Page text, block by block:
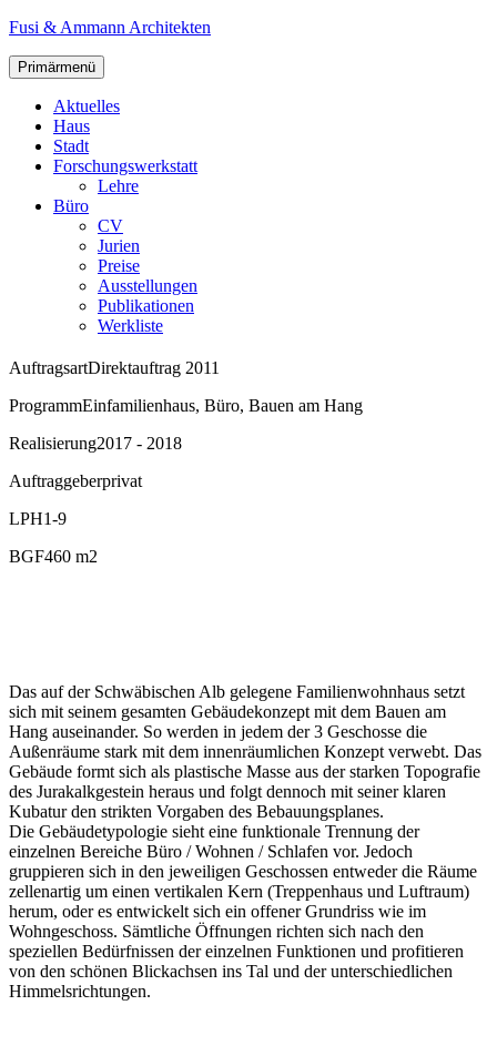
Zum
springen
Fusi & Ammann Architekten
Primärmenü
Aktuelles
Haus
Stadt
Forschungswerkstatt
Lehre
Büro
CV
Jurien
Preise
Ausstellungen
Publikationen
Werkliste
AuftragsartDirektauftrag 2011
ProgrammEinfamilienhaus, Büro, Bauen am Hang
Realisierung2017 - 2018
Auftraggeberprivat
LPH1-9
BGF460 m2
Das auf der Schwäbischen Alb gelegene Familienwohnhaus setzt
sich mit seinem gesamten Gebäudekonzept mit dem Bauen am
Hang auseinander. So werden in jedem der 3 Geschosse die
Außenräume stark mit dem innenräumlichen Konzept verwebt. Das
Gebäude formt sich als plastische Masse aus der starken Topografie
des Jurakalkgestein heraus und folgt dennoch mit seiner klaren
Kubatur den strikten Vorgaben des Bebauungsplanes.
Die Gebäudetypologie sieht eine funktionale Trennung der
einzelnen Bereiche Büro / Wohnen / Schlafen vor. Jedoch
gruppieren sich in den jeweiligen Geschossen entweder die Räume
zellenartig um einen vertikalen Kern (Treppenhaus und Luftraum)
herum, oder es entwickelt sich ein offener Grundriss wie im
Wohngeschoss. Sämtliche Öffnungen richten sich nach den
speziellen Bedürfnissen der einzelnen Funktionen und profitieren
von den schönen Blickachsen ins Tal und der unterschiedlichen
Himmelsrichtungen.